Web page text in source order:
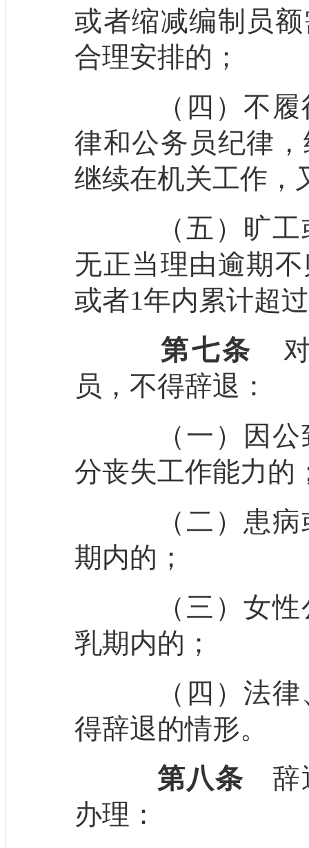
或者缩减编制员
合理安排的；
（四）不履
律和公务员纪律
继续在机关工作，
（五）旷工
无正当理由逾期
或者1年内累计超
第七条 对
员，不得辞退：
（一）因公
分丧失工作能力的
（二）患病
期内的；
（三）女性
乳期内的；
（四）法律
得辞退的情形。
第八条 辞
办理：